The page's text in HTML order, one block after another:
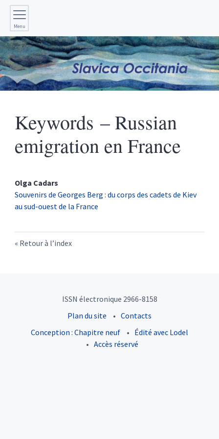
Menu
Keywords – Russian
emigration en France
Olga Cadars
Souvenirs de Georges Berg : du corps des cadets de Kiev
au sud-ouest de la France
Retour à l’index
ISSN électronique 2966-8158
Plan du site
Contacts
Conception : Chapitre neuf
Édité avec Lodel
Accès réservé